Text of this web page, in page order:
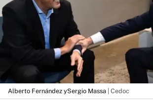
Alberto Fernández ySergio Massa | Cedoc